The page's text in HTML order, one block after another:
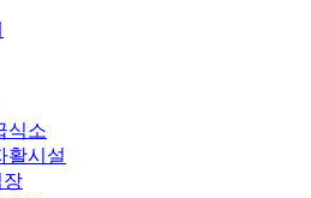
식소
활시설
장